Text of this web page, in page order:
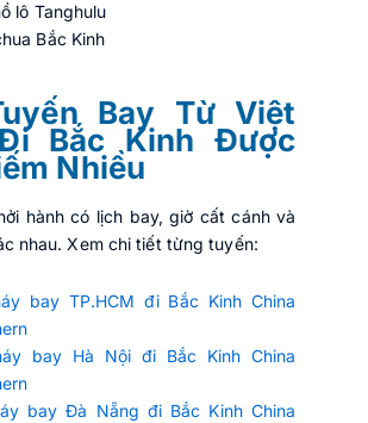
lô Tanghulu
Bắc Kinh
Bay Từ Việt
Bắc Kinh Được
Nhiều
hành có lịch bay, giờ cất cánh và
nhau. Xem chi tiết từng tuyến:
bay TP.HCM đi Bắc Kinh China
bay Hà Nội đi Bắc Kinh China
bay Đà Nẵng đi Bắc Kinh China